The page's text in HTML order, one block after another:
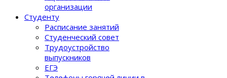
организации
Студенту
Расписание занятий
Студенческий совет
Трудоустройство
выпускников
ЕГЭ